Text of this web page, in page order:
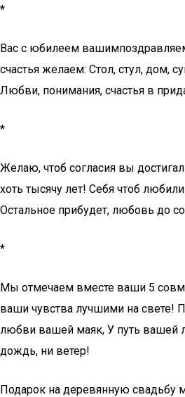
*
Вас с юбилеем
счастья желаем: Стол, стул, дом,
Любви, понимания, счастья в
*
Желаю, чтоб согласия вы
хоть тысячу лет! Себя чтоб
Остальное прибудет, любовь до
*
Мы отмечаем вместе ваши 5
ваши чувства лучшими на свете!
любви вашей маяк, У путь вашей
дождь, ни ветер!
Подарок на деревянную свадьбу